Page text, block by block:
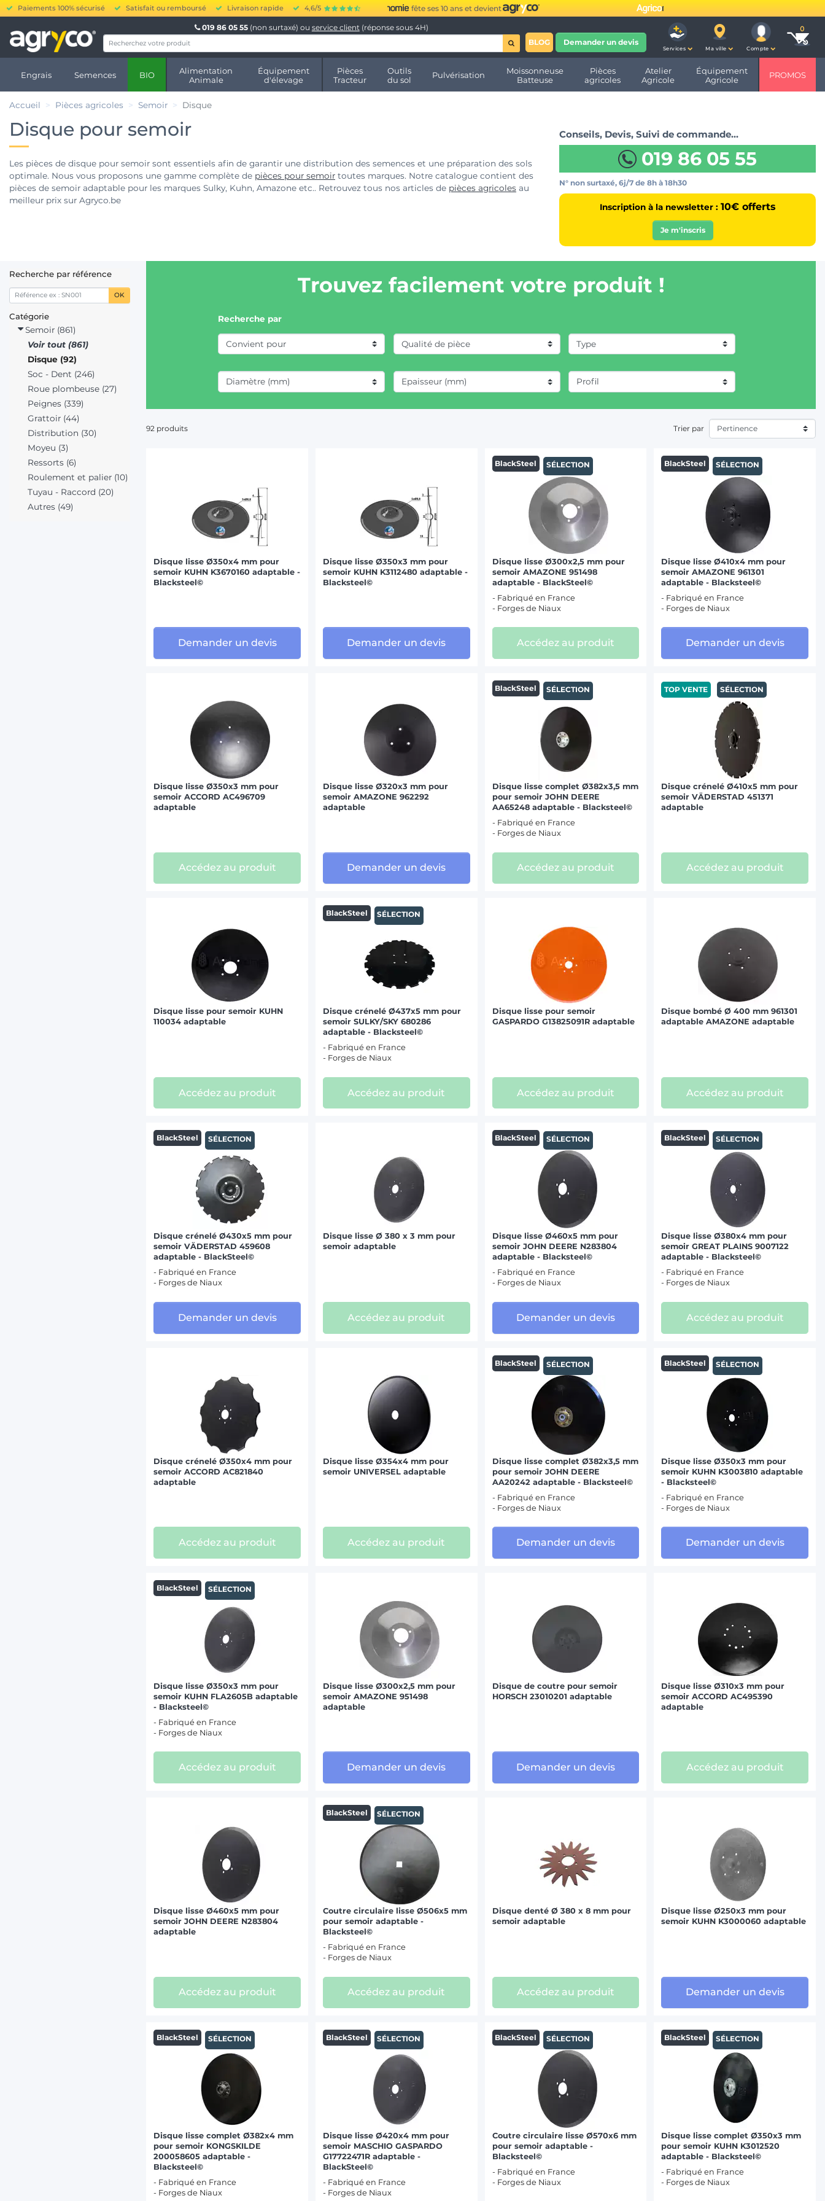
Paiements 100% sécurisé Satisfait ou remboursé Livraison rapide 4,6/5 fête ses 10 ans et devient
019 86 05 55 (non surtaxé) ou service client (réponse sous 4H)
BLOG
Demander un devis
Services Ma ville Compte
Engrais Semences BIO
Alimentation
Animale
Équipement
d'élevage
Pièces
Tracteur
Outils
du sol
Pulvérisation
Moissonneuse
Batteuse
Pièces
agricoles
Atelier
Agricole
Équipement
Agricole
PROMOS
Accueil Pièces agricoles Semoir Disque
Disque pour semoir
Les pièces de disque pour semoir sont essentiels afin de garantir une distribution des semences et une préparation des sols
optimale. Nous vous proposons une gamme complète de pièces pour semoir toutes marques. Notre catalogue contient des
pièces de semoir adaptable pour les marques Sulky, Kuhn, Amazone etc.. Retrouvez tous nos articles de pièces agricoles au
meilleur prix sur Agryco.be
Conseils, Devis, Suivi de commande…
019 86 05 55
N° non surtaxé, 6j/7 de 8h à 18h30
Inscription à la newsletter : 10€ offerts
Je m'inscris
Recherche par référence
OK
Catégorie
Semoir (861)
Voir tout (861)
Disque (92)
Soc - Dent (246)
Roue plombeuse (27)
Peignes (339)
Grattoir (44)
Distribution (30)
Moyeu (3)
Ressorts (6)
Roulement et palier (10)
Tuyau - Raccord (20)
Autres (49)
Trouvez facilement votre produit !
Recherche par
92 produits Trier par
Disque lisse Ø350x4 mm pour
semoir KUHN K3670160 adaptable -
Blacksteel©
Demander un devis
Disque lisse Ø350x3 mm pour
semoir KUHN K3112480 adaptable -
Blacksteel©
Demander un devis
BlackSteel SÉLECTION
Disque lisse Ø300x2,5 mm pour
semoir AMAZONE 951498
adaptable - BlackSteel©
- Fabriqué en France
- Forges de Niaux
Accédez au produit
BlackSteel SÉLECTION
Disque lisse Ø410x4 mm pour
semoir AMAZONE 961301
adaptable - Blacksteel©
- Fabriqué en France
- Forges de Niaux
Demander un devis
Disque lisse Ø350x3 mm pour
semoir ACCORD AC496709
adaptable
Accédez au produit
Disque lisse Ø320x3 mm pour
semoir AMAZONE 962292
adaptable
Demander un devis
BlackSteel SÉLECTION
Disque lisse complet Ø382x3,5 mm
pour semoir JOHN DEERE
AA65248 adaptable - Blacksteel©
- Fabriqué en France
- Forges de Niaux
Accédez au produit
TOP VENTE SÉLECTION
Disque crénelé Ø410x5 mm pour
semoir VÄDERSTAD 451371
adaptable
Accédez au produit
Disque lisse pour semoir KUHN
110034 adaptable
Accédez au produit
BlackSteel SÉLECTION
Disque crénelé Ø437x5 mm pour
semoir SULKY/SKY 680286
adaptable - Blacksteel©
- Fabriqué en France
- Forges de Niaux
Accédez au produit
Disque lisse pour semoir
GASPARDO G13825091R adaptable
Accédez au produit
Disque bombé Ø 400 mm 961301
adaptable AMAZONE adaptable
Accédez au produit
BlackSteel SÉLECTION
Disque crénelé Ø430х5 mm pour
semoir VÄDERSTAD 459608
adaptable - BlackSteel©
- Fabriqué en France
- Forges de Niaux
Demander un devis
Disque lisse Ø 380 x 3 mm pour
semoir adaptable
Accédez au produit
BlackSteel SÉLECTION
Disque lisse Ø460x5 mm pour
semoir JOHN DEERE N283804
adaptable - Blacksteel©
- Fabriqué en France
- Forges de Niaux
Demander un devis
BlackSteel SÉLECTION
Disque lisse Ø380x4 mm pour
semoir GREAT PLAINS 9007122
adaptable - Blacksteel©
- Fabriqué en France
- Forges de Niaux
Accédez au produit
Disque crénelé Ø350x4 mm pour
semoir ACCORD AC821840
adaptable
Accédez au produit
Disque lisse Ø354x4 mm pour
semoir UNIVERSEL adaptable
Accédez au produit
BlackSteel SÉLECTION
Disque lisse complet Ø382x3,5 mm
pour semoir JOHN DEERE
AA20242 adaptable - Blacksteel©
- Fabriqué en France
- Forges de Niaux
Demander un devis
BlackSteel SÉLECTION
Disque lisse Ø350x3 mm pour
semoir KUHN K3003810 adaptable
- Blacksteel©
- Fabriqué en France
- Forges de Niaux
Demander un devis
BlackSteel SÉLECTION
Disque lisse Ø350x3 mm pour
semoir KUHN FLA2605B adaptable
- Blacksteel©
- Fabriqué en France
- Forges de Niaux
Accédez au produit
Disque lisse Ø300x2,5 mm pour
semoir AMAZONE 951498
adaptable
Demander un devis
Disque de coutre pour semoir
HORSCH 23010201 adaptable
Demander un devis
Disque lisse Ø310x3 mm pour
semoir ACCORD AC495390
adaptable
Accédez au produit
Disque lisse Ø460x5 mm pour
semoir JOHN DEERE N283804
adaptable
Accédez au produit
BlackSteel SÉLECTION
Coutre circulaire lisse Ø506x5 mm
pour semoir adaptable -
Blacksteel©
- Fabriqué en France
- Forges de Niaux
Accédez au produit
Disque denté Ø 380 x 8 mm pour
semoir adaptable
Accédez au produit
Disque lisse Ø250x3 mm pour
semoir KUHN K3000060 adaptable
Demander un devis
BlackSteel SÉLECTION
Disque lisse complet Ø382x4 mm
pour semoir KONGSKILDE
200058605 adaptable -
Blacksteel©
- Fabriqué en France
- Forges de Niaux
BlackSteel SÉLECTION
Disque lisse Ø420x4 mm pour
semoir MASCHIO GASPARDO
G17722471R adaptable -
BlackSteel©
- Fabriqué en France
- Forges de Niaux
BlackSteel SÉLECTION
Coutre circulaire lisse Ø570x6 mm
pour semoir adaptable -
Blacksteel©
- Fabriqué en France
- Forges de Niaux
BlackSteel SÉLECTION
Disque lisse complet Ø350x3 mm
pour semoir KUHN K3012520
adaptable - Blacksteel©
- Fabriqué en France
- Forges de Niaux